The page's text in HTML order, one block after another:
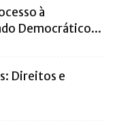
à
Democrático...
Direitos e